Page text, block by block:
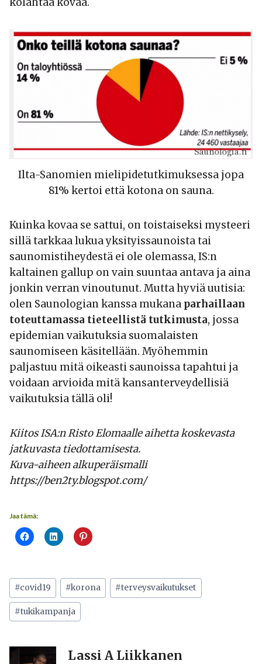
kolahtaa kovaa.
Ilta-Sanomien mielipidetutkimuksessa jopa
81% kertoi että kotona on sauna.
Kuinka kovaa se sattui, on toistaiseksi mysteeri
sillä tarkkaa lukua yksityissaunoista tai
saunomistiheydestä ei ole olemassa, IS:n
kaltainen gallup on vain suuntaa antava ja aina
jonkin verran vinoutunut. Mutta hyviä uutisia:
olen Saunologian kanssa mukana parhaillaan
toteuttamassa tieteellistä tutkimusta, jossa
epidemian vaikutuksia suomalaisten
saunomiseen käsitellään. Myöhemmin
paljastuu mitä oikeasti saunoissa tapahtui ja
voidaan arvioida mitä kansanterveydellisiä
vaikutuksia tällä oli!
Kiitos ISA:n Risto Elomaalle aihetta koskevasta
jatkuvasta tiedottamisesta.
Kuva-aiheen alkuperäismalli
https://ben2ty.blogspot.com/
Jaa tämä:
Avainsanat:
#covid19 #korona #terveysvaikutukset
#tukikampanja
Lassi A Liikkanen